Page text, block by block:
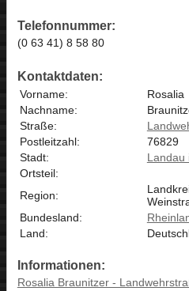
Telefonnummer:
(0 63 41) 8 58 80
Kontaktdaten:
Vorname:
Rosalia
Nachname:
Straße:
Postleitzahl:
76829
Stadt:
Landau
Ortsteil:
Region:
Bundesland:
Land:
Informationen:
Rosalia Braunitzer -